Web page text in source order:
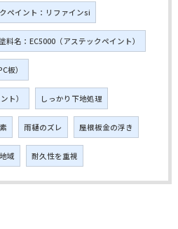
ペイント：リファインsi
塗料名：EC5000（アステックペイント）
板）
ト） しっかり下地処理
雨樋のズレ 屋根板金の浮き
域 耐久性を重視